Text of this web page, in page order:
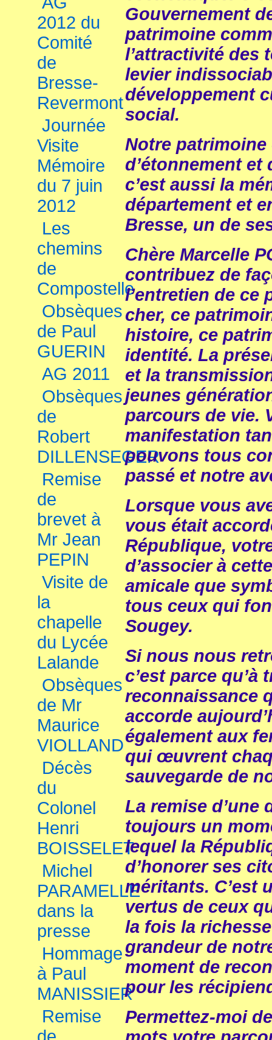
2012 du
Comité
de
Bresse-
Revermont
Journée
Visite
Mémoire
du 7 juin
2012
Les
chemins
de
Compostelle
Obsèques
de Paul
GUERIN
AG 2011
Obsèques
de
Robert
DILLENSEGER
Remise
de
brevet à
Mr Jean
PEPIN
Visite de
la
chapelle
du Lycée
Lalande
Obsèques
de Mr
Maurice
VIOLLAND
Décès
du
Colonel
Henri
BOISSELET
Michel
PARAMELLE
dans la
presse
Hommage
à Paul
MANISSIER
Remise
Gouvernement
patrimoine
l’attractivité des
levier
développement
social.
Notre
d’étonnement et
c’est aussi la
département et
Bresse, un de
Chère Marcelle
contribuez de
l’entretien de ce
cher, ce
histoire, ce
identité. La
et la
jeunes
parcours de vie.
manifestation
pouvons tous
passé et notre
Lorsque vous
vous était
République,
d’associer à
amicale que
tous ceux qui
Sougey.
Si nous nous
c’est parce qu’à
reconnaissance
accorde
également aux
qui œuvrent
sauvegarde de
La remise d’une
toujours un
lequel la
d’honorer ses
méritants. C’est
vertus de ceux
la fois la
grandeur de
moment de
pour les
Permettez-moi